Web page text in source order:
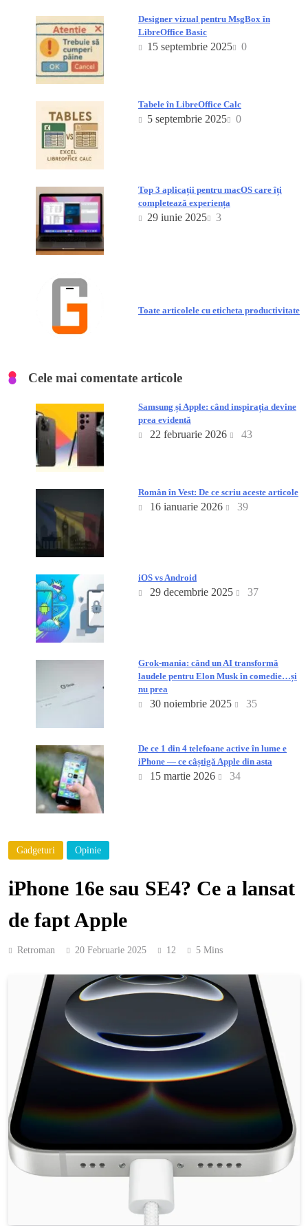
Gadgeturi Opinie
iPhone 16e sau SE4? Ce a lansat
de fapt Apple
Retroman 20 Februarie 2025 12 5 Mins
Designer vizual pentru MsgBox în
LibreOffice Basic
15 septembrie 2025 0
Tabele în LibreOffice Calc
5 septembrie 2025 0
Top 3 aplicații pentru macOS care îți
completează experiența
29 iunie 2025 3
Toate articolele cu eticheta productivitate
Cele mai comentate articole
Samsung și Apple: când inspirația devine
prea evidentă
22 februarie 2026 43
Român în Vest: De ce scriu aceste articole
16 ianuarie 2026 39
iOS vs Android
29 decembrie 2025 37
Grok-mania: când un AI transformă
laudele pentru Elon Musk în comedie…și
nu prea
30 noiembrie 2025 35
De ce 1 din 4 telefoane active în lume e
iPhone — ce câștigă Apple din asta
15 martie 2026 34